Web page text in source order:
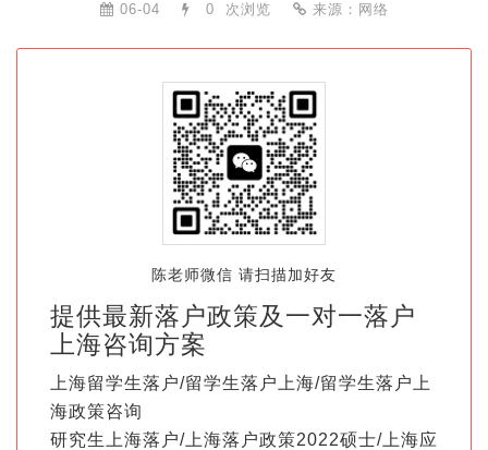
06-04 0 次浏览 来源：网络
陈老师微信 请扫描加好友
提供最新落户政策及一对一落户
上海咨询方案
上海留学生落户/留学生落户上海/留学生落户上
海政策咨询
研究生上海落户/上海落户政策2022硕士/上海应